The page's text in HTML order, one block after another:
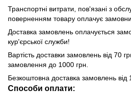
Транспортні витрати, пов'язані з
поверненням товару оплачує
Доставка замовлень оплачується
кур'єрської служби!
Вартість доставки замовлень від 70
замовлення до 1000 грн.
Безкоштовна доставка замовлень від
Способи оплати: